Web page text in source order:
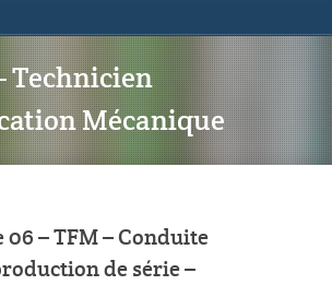
Technicien
Mécanique
– TFM – Conduite
de série –